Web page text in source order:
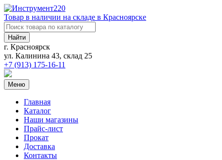
Товар в наличии на складе в Красноярске
Найти
г. Красноярск
ул. Калинина 43, склад 25
+7 (913) 175-16-11
Меню
Главная
Каталог
Наши магазины
Прайс-лист
Прокат
Доставка
Контакты